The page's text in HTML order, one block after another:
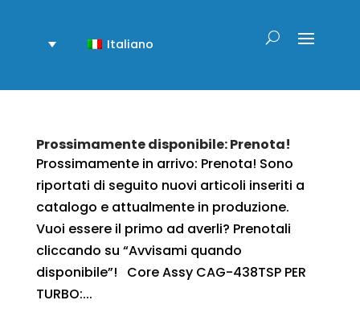
Italiano
Prossimamente disponibile: Prenota!
Prossimamente in arrivo: Prenota! Sono
riportati di seguito nuovi articoli inseriti a
catalogo e attualmente in produzione.
Vuoi essere il primo ad averli? Prenotali
cliccando su “Avvisami quando
disponibile”! Core Assy CAG-438TSP PER
TURBO:...